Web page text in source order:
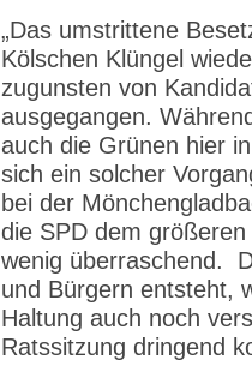
„Das umstrittene
Kölschen Klüngel
zugunsten von
ausgegangen.
auch die Grünen hier
sich ein solcher
bei der
die SPD dem
wenig überraschend.
und Bürgern entsteht,
Haltung auch noch
Ratssitzung dringend